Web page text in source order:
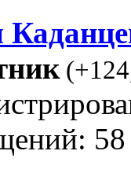
(+124
58